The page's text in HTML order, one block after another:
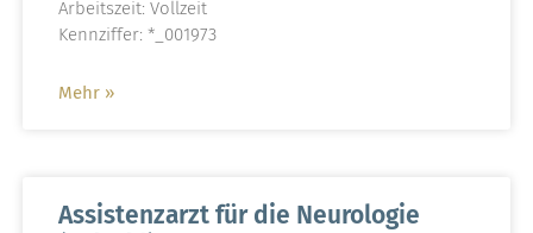
Arbeitszeit: Vollzeit
Kennziffer: *_001973
Mehr »
Assistenzarzt für die Neurologie